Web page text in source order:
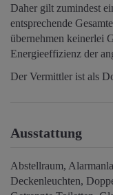
Daher gilt zumindest
entsprechende
übernehmen keinerlei
Energieeffizienz der
Der Vermittler ist als
Ausstattung
Abstellraum
Deckenleuchten